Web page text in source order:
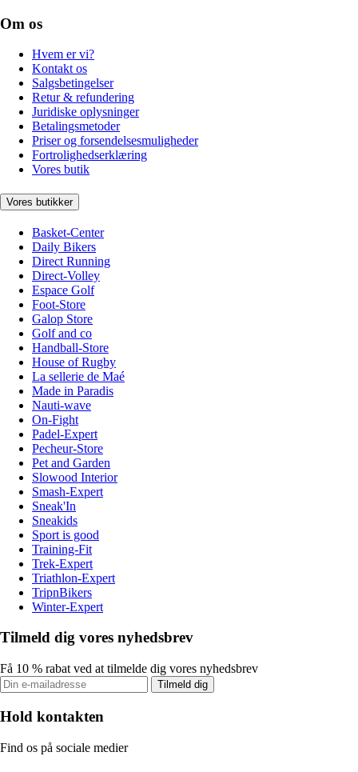
Om os
Hvem er vi?
Kontakt os
Salgsbetingelser
Retur & refundering
Juridiske oplysninger
Betalingsmetoder
Priser og forsendelsesmuligheder
Fortrolighedserklæring
Vores butik
Vores butikker
Basket-Center
Daily Bikers
Direct Running
Direct-Volley
Espace Golf
Foot-Store
Galop Store
Golf and co
Handball-Store
House of Rugby
La sellerie de Maé
Made in Paradis
Nauti-wave
On-Fight
Padel-Expert
Pecheur-Store
Pet and Garden
Slowood Interior
Smash-Expert
Sneak'In
Sneakids
Sport is good
Training-Fit
Trek-Expert
Triathlon-Expert
TripnBikers
Winter-Expert
Tilmeld dig vores nyhedsbrev
Få 10 % rabat ved at tilmelde dig vores nyhedsbrev
Tilmeld dig
Hold kontakten
Find os på sociale medier